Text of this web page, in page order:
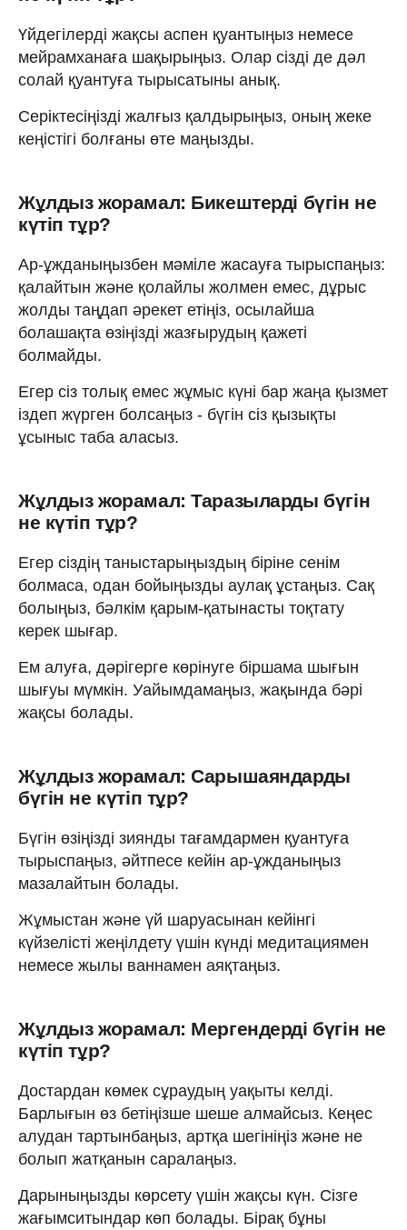
Үйдегілерді жақсы аспен қуантыңыз немесе
мейрамханаға шақырыңыз. Олар сізді де дәл
солай қуантуға тырысатыны анық.
Серіктесіңізді жалғыз қалдырыңыз, оның жеке
кеңістігі болғаны өте маңызды.
Жұлдыз жорамал: Бикештерді бүгін не
күтіп тұр?
Ар-ұжданыңызбен мәміле жасауға тырыспаңыз:
қалайтын және қолайлы жолмен емес, дұрыс
жолды таңдап әрекет етіңіз, осылайша
болашақта өзіңізді жазғырудың қажеті
болмайды.
Егер сіз толық емес жұмыс күні бар жаңа қызмет
іздеп жүрген болсаңыз - бүгін сіз қызықты
ұсыныс таба аласыз.
Жұлдыз жорамал: Таразыларды бүгін
не күтіп тұр?
Егер сіздің таныстарыңыздың біріне сенім
болмаса, одан бойыңызды аулақ ұстаңыз. Сақ
болыңыз, бәлкім қарым-қатынасты тоқтату
керек шығар.
Ем алуға, дәрігерге көрінуге біршама шығын
шығуы мүмкін. Уайымдамаңыз, жақында бәрі
жақсы болады.
Жұлдыз жорамал: Сарышаяндарды
бүгін не күтіп тұр?
Бүгін өзіңізді зиянды тағамдармен қуантуға
тырыспаңыз, әйтпесе кейін ар-ұжданыңыз
мазалайтын болады.
Жұмыстан және үй шаруасынан кейінгі
күйзелісті жеңілдету үшін күнді медитациямен
немесе жылы ваннамен аяқтаңыз.
Жұлдыз жорамал: Мергендерді бүгін не
күтіп тұр?
Достардан көмек сұраудың уақыты келді.
Барлығын өз бетіңізше шеше алмайсыз. Кеңес
алудан тартынбаңыз, артқа шегініңіз және не
болып жатқанын саралаңыз.
Дарыныңызды көрсету үшін жақсы күн. Сізге
жағымситындар көп болады. Бірақ бұны